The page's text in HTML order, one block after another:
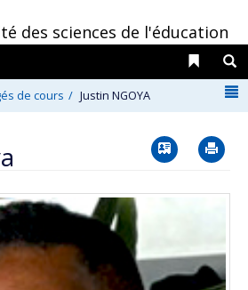
des sciences de l'éducation
Liens
de cours Justin NGOYA
Vcard